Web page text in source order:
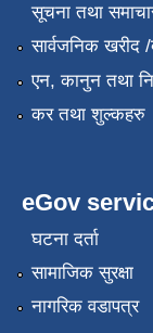
सूचना तथा
सार्वजनिक खरीद
एन, कानुन तथा
कर तथा शुल्कहरु
eGov
घटना दर्ता
सामाजिक सुरक्षा
नागरिक वडापत्र